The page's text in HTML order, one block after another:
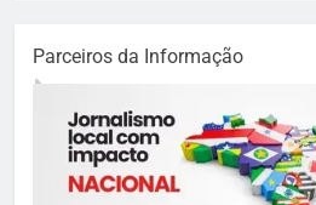
Parceiros da Informação